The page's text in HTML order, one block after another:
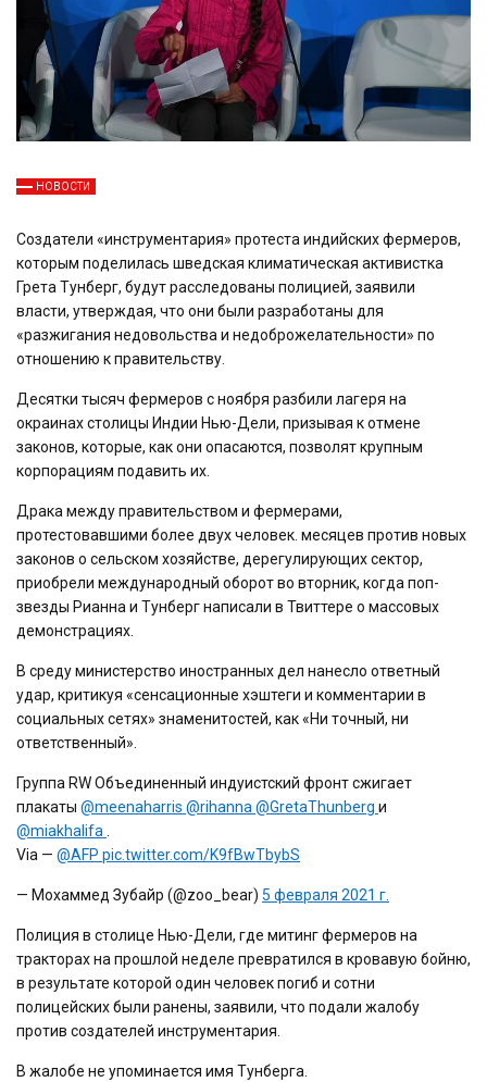
НОВОСТИ
Создатели «инструментария» протеста индийских фермеров,
которым поделилась шведская климатическая активистка
Грета Тунберг, будут расследованы полицией, заявили
власти, утверждая, что они были разработаны для
«разжигания недовольства и недоброжелательности» по
отношению к правительству.
Десятки тысяч фермеров с ноября разбили лагеря на
окраинах столицы Индии Нью-Дели, призывая к отмене
законов, которые, как они опасаются, позволят крупным
корпорациям подавить их.
Драка между правительством и фермерами,
протестовавшими более двух человек. месяцев против новых
законов о сельском хозяйстве, дерегулирующих сектор,
приобрели международный оборот во вторник, когда поп-
звезды Рианна и Тунберг написали в Твиттере о массовых
демонстрациях.
В среду министерство иностранных дел нанесло ответный
удар, критикуя «сенсационные хэштеги и комментарии в
социальных сетях» знаменитостей, как «Ни точный, ни
ответственный».
Группа RW Объединенный индуистский фронт сжигает
плакаты @meenaharris @rihanna @GretaThunberg и
@miakhalifa
Via — @AFP pic.twitter.com/K9fBwTbybS
— Мохаммед Зубайр (@zoo_bear) 5 февраля 2021 г.
Полиция в столице Нью-Дели, где митинг фермеров на
тракторах на прошлой неделе превратился в кровавую бойню,
в результате которой один человек погиб и сотни
полицейских были ранены, заявили, что подали жалобу
против создателей инструментария.
В жалобе не упоминается имя Тунберга.